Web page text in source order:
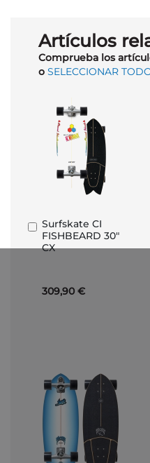
Artículos
Comprueba los
o SELECCIONAR
Surfskate CI
FISHBEARD 30"
CX
309,90 €
Añadir
al
carrito